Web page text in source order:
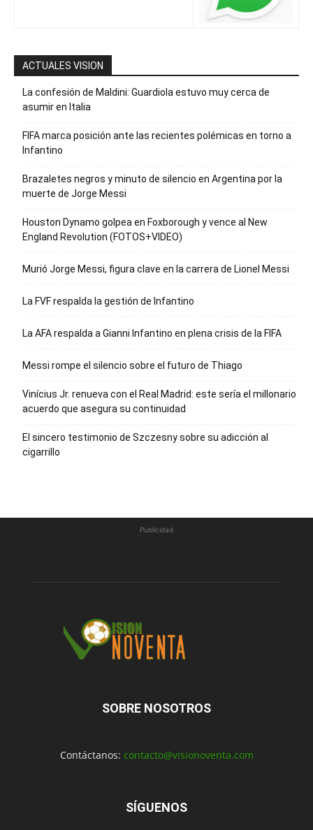
ACTUALES VISION
La confesión de Maldini: Guardiola estuvo muy cerca de
asumir en Italia
FIFA marca posición ante las recientes polémicas en torno a
Infantino
Brazaletes negros y minuto de silencio en Argentina por la
muerte de Jorge Messi
Houston Dynamo golpea en Foxborough y vence al New
England Revolution (FOTOS+VIDEO)
Murió Jorge Messi, figura clave en la carrera de Lionel Messi
La FVF respalda la gestión de Infantino
La AFA respalda a Gianni Infantino en plena crisis de la FIFA
Messi rompe el silencio sobre el futuro de Thiago
Vinícius Jr. renueva con el Real Madrid: este sería el millonario
acuerdo que asegura su continuidad
El sincero testimonio de Szczesny sobre su adicción al
cigarrillo
Publicidad
SOBRE NOSOTROS
Contáctanos: contacto@visionoventa.com
SÍGUENOS